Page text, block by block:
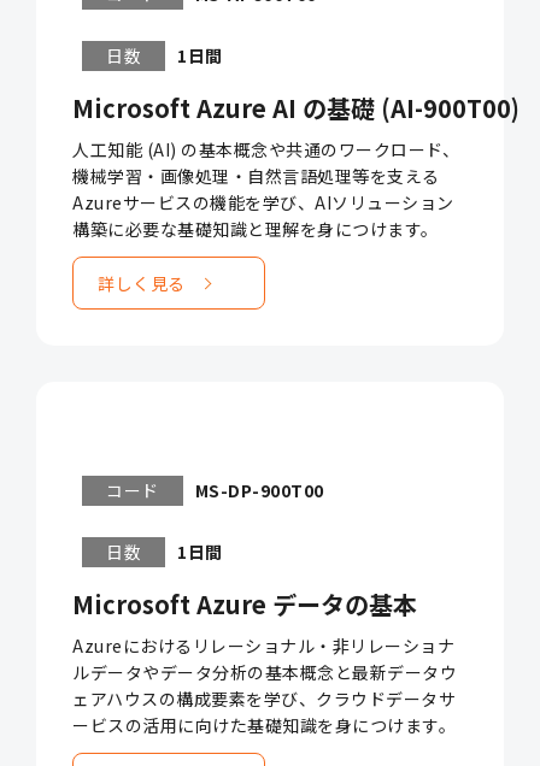
日数 1日間
Microsoft Azure AI の基礎 (AI-900T00)
人工知能 (AI) の基本概念や共通のワークロード、
機械学習・画像処理・自然言語処理等を支える
Azureサービスの機能を学び、AIソリューション
構築に必要な基礎知識と理解を身につけます。
詳しく見る
コード MS-DP-900T00
日数 1日間
Microsoft Azure データの基本
Azureにおけるリレーショナル・非リレーショナ
ルデータやデータ分析の基本概念と最新データウ
ェアハウスの構成要素を学び、クラウドデータサ
ービスの活用に向けた基礎知識を身につけます。